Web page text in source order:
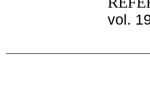
vol.